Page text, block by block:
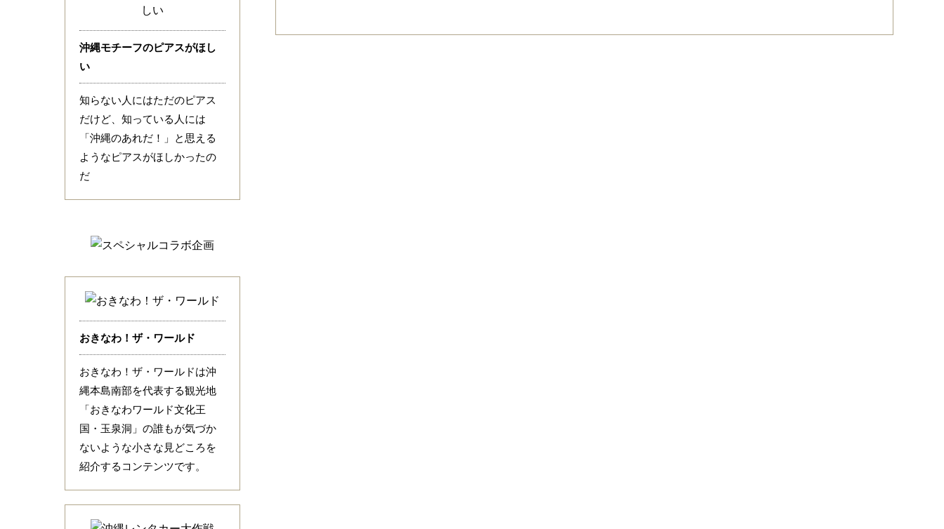
沖縄モチーフのピアスがほし
い
知らない人にはただのピアス
だけど、知っている人には
「沖縄のあれだ！」と思える
ようなピアスがほしかったの
だ
おきなわ！ザ・ワールド
おきなわ！ザ・ワールドは沖
縄本島南部を代表する観光地
「おきなわワールド文化王
国・玉泉洞」の誰もが気づか
ないような小さな見どころを
紹介するコンテンツです。